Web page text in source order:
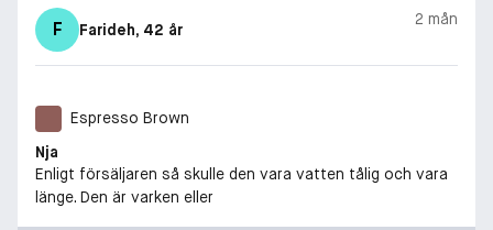
F Farideh, 42 år
2 mån
Espresso Brown
Nja
Enligt försäljaren så skulle den vara vatten tålig och vara
länge. Den är varken eller